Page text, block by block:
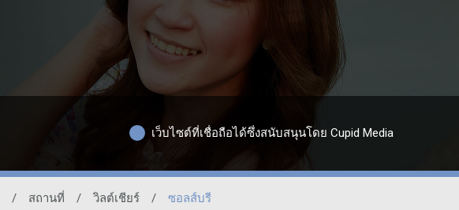
เว็บไซต์ที่เชื่อถือได้ซึ่งสนับสนุนโดย Cupid Media
/ สถานที่ / วิลต์เชียร์ / ซอลส์บรี